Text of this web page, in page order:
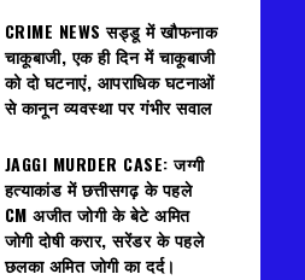
CRIME NEWS सड्डू में खौफनाक
चाकूबाजी, एक ही दिन में चाकूबाजी
को दो घटनाएं, आपराधिक घटनाओं
से कानून व्यवस्था पर गंभीर सवाल
JAGGI MURDER CASE: जग्गी
हत्याकांड में छत्तीसगढ़ के पहले
CM अजीत जोगी के बेटे अमित
जोगी दोषी करार, सरेंडर के पहले
छलका अमित जोगी का दर्द।